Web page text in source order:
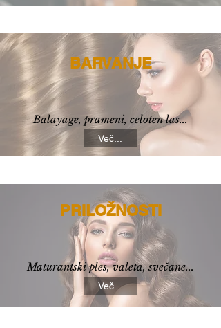
BARVANJE
Balayage, prameni, celoten las...
Več...
PRILOŽNOSTI
Maturantski ples, valeta, svečane...
Več...